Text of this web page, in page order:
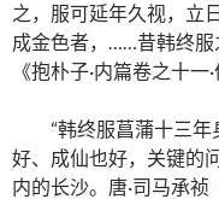
之，服可延年久视，立
成金色者，……昔韩终服
《抱朴子·内篇卷之十一·
“韩终服菖蒲十三
好、成仙也好，关键的
内的长沙。唐·司马承